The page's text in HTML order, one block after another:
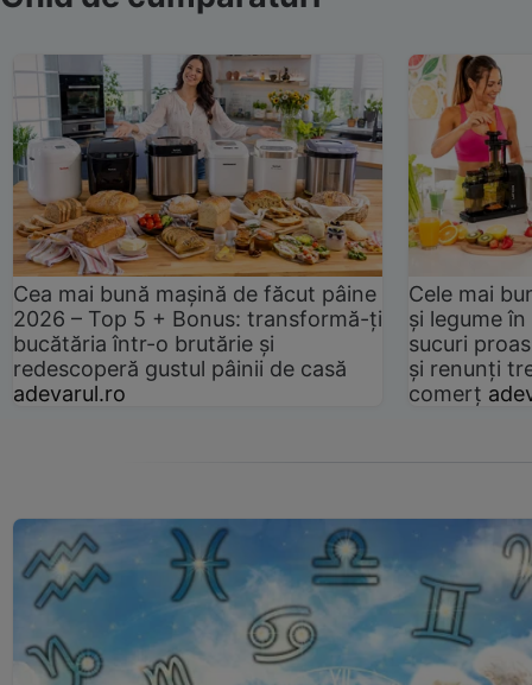
Cea mai bună mașină de făcut pâine
2026 – Top 5 + Bonus: transformă-ți
bucătăria într-o brutărie și
redescoperă gustul pâinii de casă
adevarul.ro
Cele mai
și legume
sucuri
și renunți
comerț